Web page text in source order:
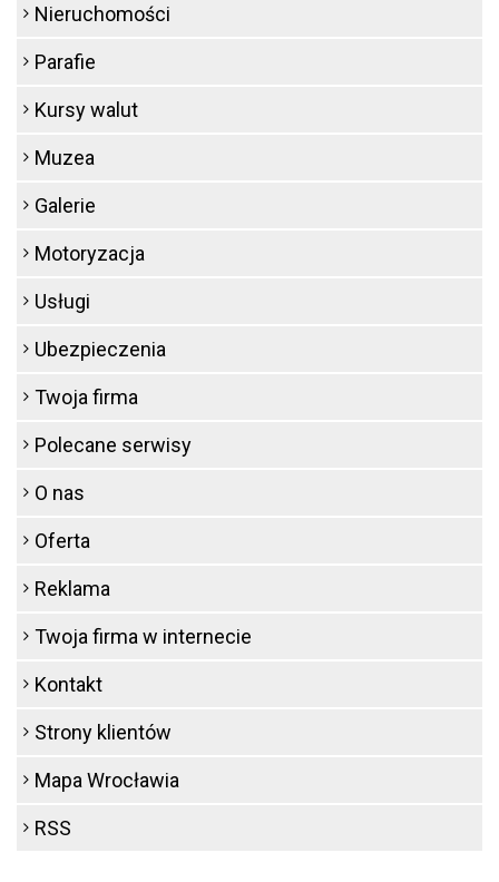
Nieruchomości
Parafie
Kursy walut
Muzea
Galerie
Motoryzacja
Usługi
Ubezpieczenia
Twoja firma
Polecane serwisy
O nas
Oferta
Reklama
Twoja firma w internecie
Kontakt
Strony klientów
Mapa Wrocławia
RSS